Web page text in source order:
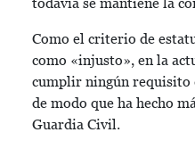
Como el criterio de
como «injusto», en la
cumplir ningún requisito
de modo que ha hecho
Guardia Civil.